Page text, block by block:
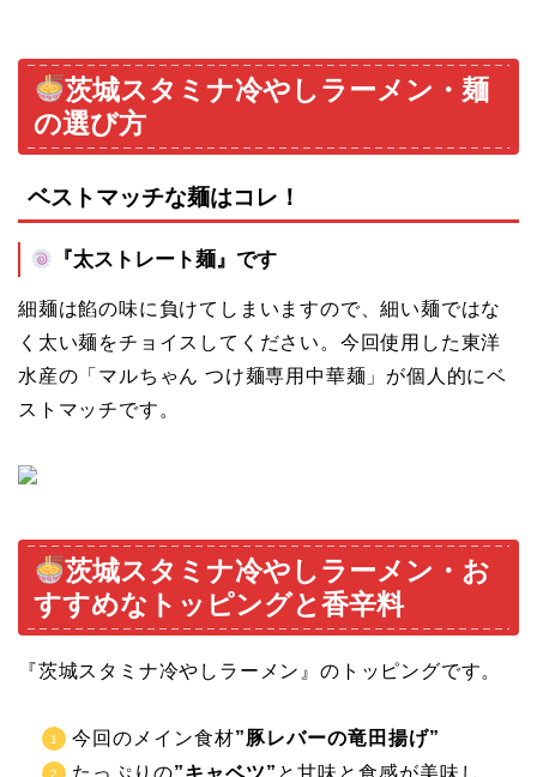
茨城スタミナ冷やしラーメン・麺
の選び方
ベストマッチな麺はコレ！
『太ストレート麺』です
細麺は餡の味に負けてしまいますので、細い麺ではな
く太い麺をチョイスしてください。今回使用した東洋
水産の「マルちゃん つけ麺専用中華麺」が個人的にベ
ストマッチです。
茨城スタミナ冷やしラーメン・お
すすめなトッピングと香辛料
『茨城スタミナ冷やしラーメン』のトッピングです。
今回のメイン食材”豚レバーの竜田揚げ”